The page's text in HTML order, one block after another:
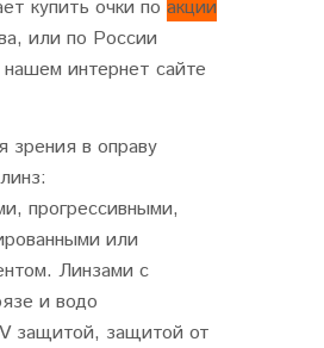
купить очки по акции
или по России
интернет сайте
зрения в оправу
прогрессивными,
или
Линзами с
и водо
защитой, защитой от